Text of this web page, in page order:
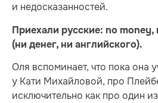
и недосказанностей.
Приехали русские: no money,
(ни денег, ни английского).
Оля вспоминает, что пока она
у Кати Михайловой, про
исключительно как про один